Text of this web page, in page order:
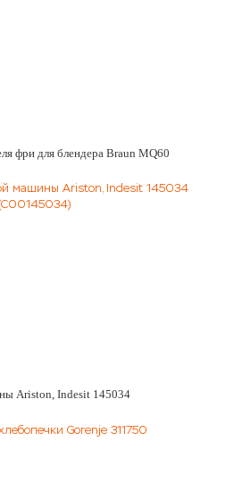
фри для блендера Braun MQ60
Ariston, Indesit 145034